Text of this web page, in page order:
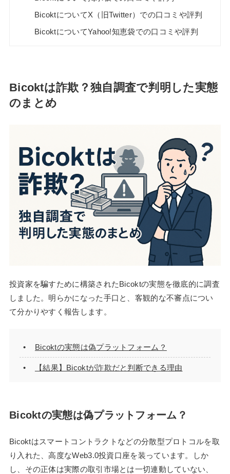
BicoktについてX（旧Twitter）での口コミや評判
BicoktについてYahoo!知恵袋での口コミや評判
Bicoktは詐欺？独自調査で判明した実態
のまとめ
投資家を騙すために構築されたBicoktの実態を徹底的に調査
しました。明らかになった手口と、客観的な不審点につい
て分かりやすく報告します。
Bicoktの実態は偽プラットフォーム？
【結果】Bicoktが詐欺だと判断できる理由
Bicoktの実態は偽プラットフォーム？
Bicoktはスマートコントラクトなどの分散型プロトコルを取
り入れた、高度なWeb3.0投資口座を装っています。しか
し、その正体は実際の取引市場とは一切連動していない、